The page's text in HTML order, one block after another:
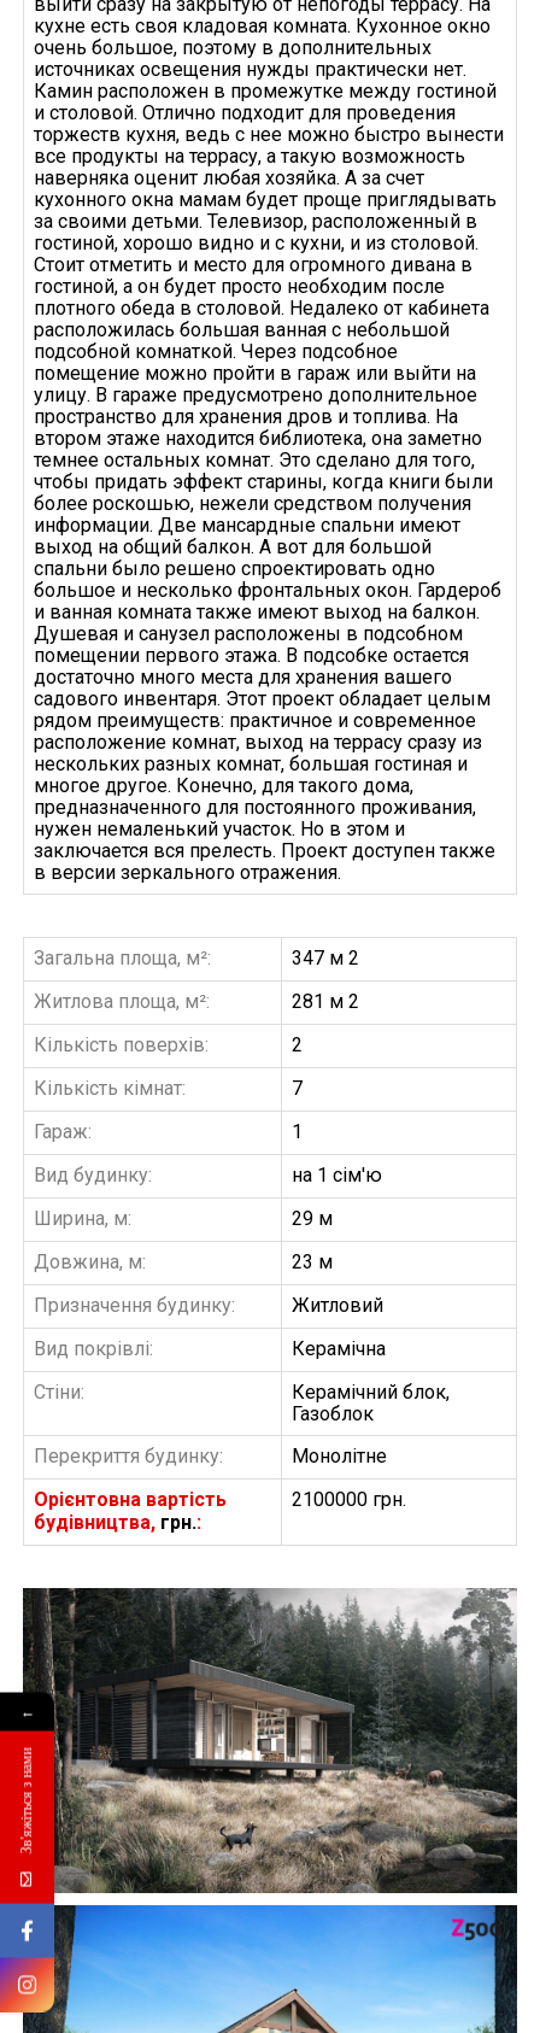
кухне есть своя кладовая комната. Кухонное окно
очень большое, поэтому в дополнительных
источниках освещения нужды практически нет.
Камин расположен в промежутке между гостиной
и столовой. Отлично подходит для проведения
торжеств кухня, ведь с нее можно быстро вынести
все продукты на террасу, а такую возможность
наверняка оценит любая хозяйка. А за счет
кухонного окна мамам будет проще приглядывать
за своими детьми. Телевизор, расположенный в
гостиной, хорошо видно и с кухни, и из столовой.
Стоит отметить и место для огромного дивана в
гостиной, а он будет просто необходим после
плотного обеда в столовой. Недалеко от кабинета
расположилась большая ванная с небольшой
подсобной комнаткой. Через подсобное
помещение можно пройти в гараж или выйти на
улицу. В гараже предусмотрено дополнительное
пространство для хранения дров и топлива. На
втором этаже находится библиотека, она заметно
темнее остальных комнат. Это сделано для того,
чтобы придать эффект старины, когда книги были
более роскошью, нежели средством получения
информации. Две мансардные спальни имеют
выход на общий балкон. А вот для большой
спальни было решено спроектировать одно
большое и несколько фронтальных окон. Гардероб
и ванная комната также имеют выход на балкон.
Душевая и санузел расположены в подсобном
помещении первого этажа. В подсобке остается
достаточно много места для хранения вашего
садового инвентаря. Этот проект обладает целым
рядом преимуществ: практичное и современное
расположение комнат, выход на террасу сразу из
нескольких разных комнат, большая гостиная и
многое другое. Конечно, для такого дома,
предназначенного для постоянного проживания,
нужен немаленький участок. Но в этом и
заключается вся прелесть. Проект доступен также
в версии зеркального отражения.
Загальна площа, м²:
347 м 2
Житлова площа, м²:
281 м 2
Кількість поверхів:
2
Кількість кімнат:
7
Гараж:
1
Вид будинку:
на 1 сім'ю
Ширина, м:
29 м
Довжина, м:
23 м
Призначення будинку:
Житловий
Вид покрівлі:
Керамічна
Стіни:
Керамічний блок,
Газоблок
Перекриття будинку:
Монолітне
Орієнтовна вартість
будівництва, грн.:
2100000 грн.
БУДІВНИЦТВО БУДИНКІВ
З
АББ”ТВІЙ ПРОЕКТ”
Замовити будівництво
←
Зв'яжіться з нами